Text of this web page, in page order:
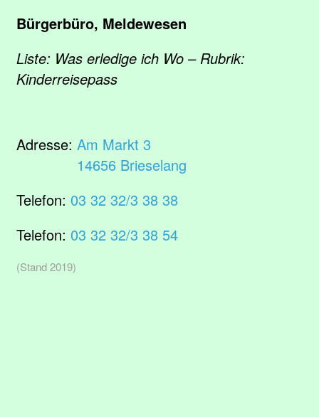
Bürgerbüro, Meldewesen
Liste: Was erledige ich Wo – Rubrik:
Kinderreisepass
Adresse: Am Markt 3
14656 Brieselang
Telefon: 03 32 32/3 38 38
Telefon: 03 32 32/3 38 54
(Stand 2019)